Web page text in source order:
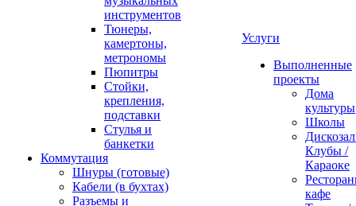
инструментов
Тюнеры,
камертоны,
метрономы
Пюпитры
Стойки,
крепления,
подставки
Стулья и
банкетки
Коммутация
Шнуры (готовые)
Кабели (в бухтах)
Разъемы и
Услуги
Выполненные
проекты
Дома
культуры
Школы
Клубы /
Караоке
кафе